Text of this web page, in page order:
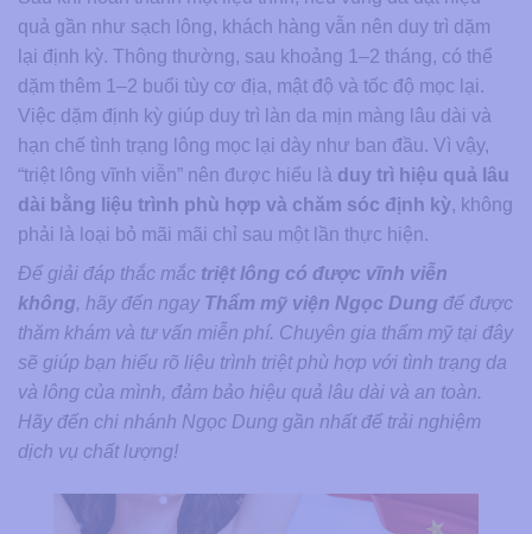
quả gần như sạch lông, khách hàng vẫn nên duy trì dặm
lại định kỳ. Thông thường, sau khoảng 1–2 tháng, có thể
dặm thêm 1–2 buổi tùy cơ địa, mật độ và tốc độ mọc lại.
Việc dặm định kỳ giúp duy trì làn da mịn màng lâu dài và
hạn chế tình trạng lông mọc lại dày như ban đầu. Vì vậy,
“triệt lông vĩnh viễn” nên được hiểu là duy trì hiệu quả lâu
dài bằng liệu trình phù hợp và chăm sóc định kỳ, không
phải là loại bỏ mãi mãi chỉ sau một lần thực hiện.
Để giải đáp thắc mắc triệt lông có được vĩnh viễn
không, hãy đến ngay Thẩm mỹ viện Ngọc Dung để được
thăm khám và tư vấn miễn phí. Chuyên gia thẩm mỹ tại đây
sẽ giúp bạn hiểu rõ liệu trình triệt phù hợp với tình trạng da
và lông của mình, đảm bảo hiệu quả lâu dài và an toàn.
Hãy đến chi nhánh Ngọc Dung gần nhất để trải nghiệm
dịch vụ chất lượng!